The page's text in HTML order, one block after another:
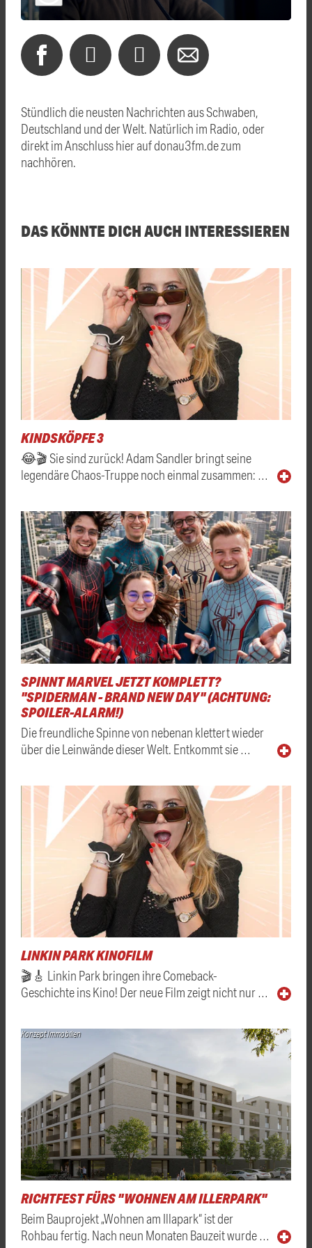
Stündlich die neusten Nachrichten aus Schwaben,
Deutschland und der Welt. Natürlich im Radio, oder
direkt im Anschluss hier auf donau3fm.de zum
nachhören.
DAS KÖNNTE DICH AUCH INTERESSIEREN
KINDSKÖPFE 3
😂🎬 Sie sind zurück! Adam Sandler bringt seine
legendäre Chaos-Truppe noch einmal zusammen: …
SPINNT MARVEL JETZT KOMPLETT?
"SPIDERMAN - BRAND NEW DAY" (ACHTUNG:
SPOILER-ALARM!)
Die freundliche Spinne von nebenan klettert wieder
über die Leinwände dieser Welt. Entkommt sie …
LINKIN PARK KINOFILM
🎬🎸 Linkin Park bringen ihre Comeback-
Geschichte ins Kino! Der neue Film zeigt nicht nur …
Konzept Immobilien
RICHTFEST FÜRS "WOHNEN AM ILLERPARK"
Beim Bauprojekt „Wohnen am Illapark“ ist der
Rohbau fertig. Nach neun Monaten Bauzeit wurde …